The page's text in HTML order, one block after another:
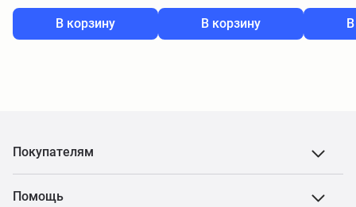
В корзину В корзину
Покупателям
Помощь